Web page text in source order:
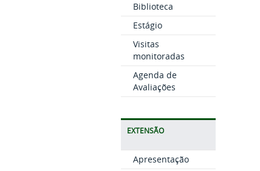
Biblioteca
Estágio
Visitas
monitoradas
Agenda de
Avaliações
EXTENSÃO
Apresentação